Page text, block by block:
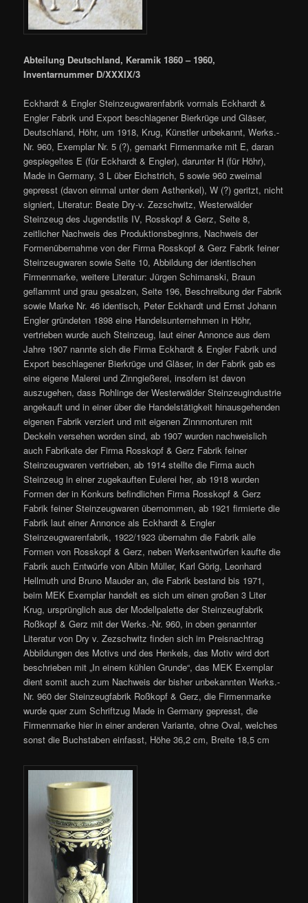
Abteilung Deutschland, Keramik 1860 – 1960,
Inventarnummer D/XXXIX/3
Eckhardt & Engler Steinzeugwarenfabrik vormals Eckhardt &
Engler Fabrik und Export beschlagener Bierkrüge und Gläser,
Deutschland, Höhr, um 1918, Krug, Künstler unbekannt, Werks.-
Nr. 960, Exemplar Nr. 5 (?), gemarkt Firmenmarke mit E, daran
gespiegeltes E (für Eckhardt & Engler), darunter H (für Höhr),
Made in Germany, 3 L über Eichstrich, 5 sowie 960 zweimal
gepresst (davon einmal unter dem Asthenkel), W (?) geritzt, nicht
signiert, Literatur: Beate Dry-v. Zezschwitz, Westerwälder
Steinzeug des Jugendstils IV, Rosskopf & Gerz, Seite 8,
zeitlicher Nachweis des Produktionsbeginns, Nachweis der
Formenübernahme von der Firma Rosskopf & Gerz Fabrik feiner
Steinzeugwaren sowie Seite 10, Abbildung der identischen
Firmenmarke, weitere Literatur: Jürgen Schimanski, Braun
geflammt und grau gesalzen, Seite 196, Beschreibung der Fabrik
sowie Marke Nr. 46 identisch, Peter Eckhardt und Ernst Johann
Engler gründeten 1898 eine Handelsunternehmen in Höhr,
vertrieben wurde auch Steinzeug, laut einer Annonce aus dem
Jahre 1907 nannte sich die Firma Eckhardt & Engler Fabrik und
Export beschlagener Bierkrüge und Gläser, in der Fabrik gab es
eine eigene Malerei und Zinngießerei, insofern ist davon
auszugehen, dass Rohlinge der Westerwälder Steinzeugindustrie
angekauft und in einer über die Handelstätigkeit hinausgehenden
eigenen Fabrik verziert und mit eigenen Zinnmonturen mit
Deckeln versehen worden sind, ab 1907 wurden nachweislich
auch Fabrikate der Firma Rosskopf & Gerz Fabrik feiner
Steinzeugwaren vertrieben, ab 1914 stellte die Firma auch
Steinzeug in einer zugekauften Eulerei her, ab 1918 wurden
Formen der in Konkurs befindlichen Firma Rosskopf & Gerz
Fabrik feiner Steinzeugwaren übernommen, ab 1921 firmierte die
Fabrik laut einer Annonce als Eckhardt & Engler
Steinzeugwarenfabrik, 1922/1923 übernahm die Fabrik alle
Formen von Rosskopf & Gerz, neben Werksentwürfen kaufte die
Fabrik auch Entwürfe von Albin Müller, Karl Görig, Leonhard
Hellmuth und Bruno Mauder an, die Fabrik bestand bis 1971,
beim MEK Exemplar handelt es sich um einen großen 3 Liter
Krug, ursprünglich aus der Modellpalette der Steinzeugfabrik
Roßkopf & Gerz mit der Werks.-Nr. 960, in oben genannter
Literatur von Dry v. Zezschwitz finden sich im Preisnachtrag
Abbildungen des Motivs und des Henkels, das Motiv wird dort
beschrieben mit „In einem kühlen Grunde“, das MEK Exemplar
dient somit auch zum Nachweis der bisher unbekannten Werks.-
Nr. 960 der Steinzeugfabrik Roßkopf & Gerz, die Firmenmarke
wurde quer zum Schriftzug Made in Germany gepresst, die
Firmenmarke hier in einer anderen Variante, ohne Oval, welches
sonst die Buchstaben einfasst, Höhe 36,2 cm, Breite 18,5 cm